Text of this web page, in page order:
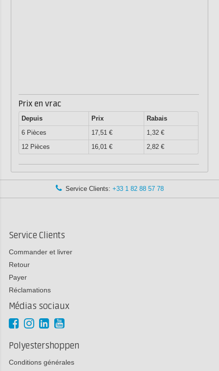
Prix en vrac
Depuis Prix
Rabais
6 Pièces
17,51 €
1,32 €
12 Pièces
16,01 € 2,82 €
Service Clients: +33 1 82 88 57 78
Service Clients
Commander et livrer
Retour
Payer
Réclamations
Médias sociaux
Polyestershoppen
Conditions générales